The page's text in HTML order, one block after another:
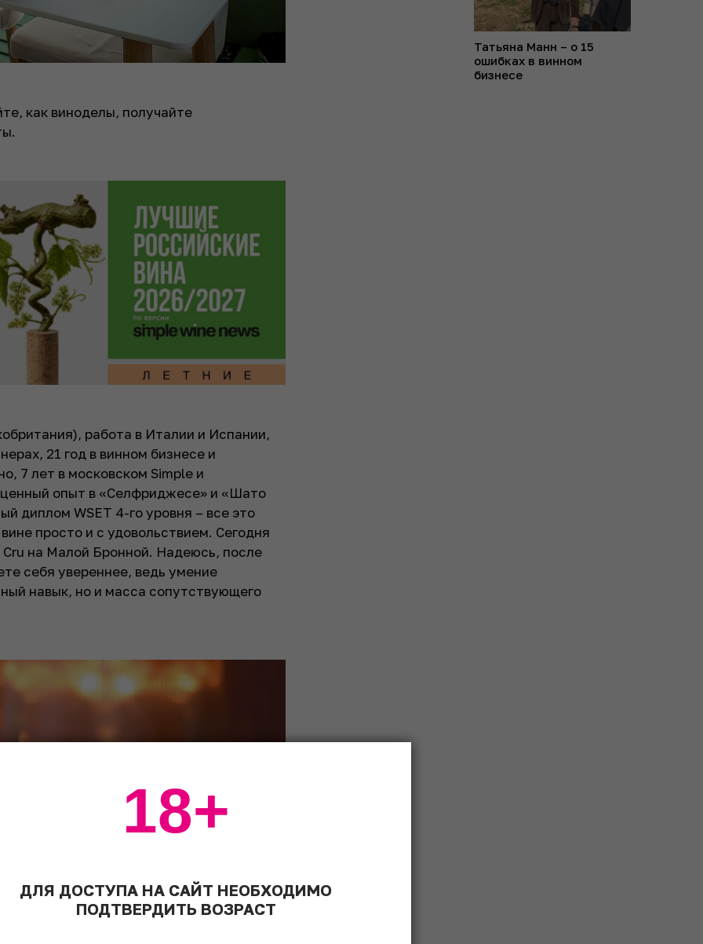
Татьяна Манн – о 15
ошибках в винном
бизнесе
как виноделы, получайте
работа в Италии и Испании,
21 год в винном бизнесе и
7 лет в московском Simple и
опыт в «Селфриджесе» и «Шато
диплом WSET 4-го уровня – все это
просто и с удовольствием. Сегодня
на Малой Бронной. Надеюсь, после
себя увереннее, ведь умение
навык, но и масса сопутствующего
ДЛЯ ДОСТУПА НА САЙТ НЕОБХОДИМО
ПОДТВЕРДИТЬ ВОЗРАСТ
18+